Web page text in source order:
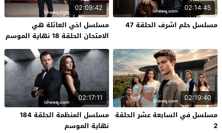
02:14:45
مسلسل حلم اشرف الحلقة 47
02:09:42
مسلسل اخي العائلة هي
الامتحان الحلقة 18 نهاية الموسم
02:19:40
مسلسل في السابعة عشر الحلقة
2
02:17:11
مسلسل المنظمة الحلقة 184
نهاية الموسم